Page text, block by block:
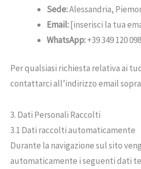
Sede:Alessandria,
Email:[inserisci la tua
WhatsApp:+39 349 120
Per qualsiasi richiesta relativa ai
contattarci all’indirizzo email
3. Dati Personali Raccolti
3.1 Dati raccolti automaticamente
Durante la navigazione sul sito
automaticamente i seguenti dati